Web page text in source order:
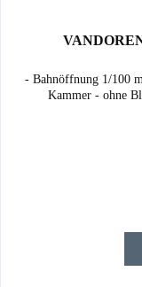
- Bahnöffnung 1/100
Kammer - ohne